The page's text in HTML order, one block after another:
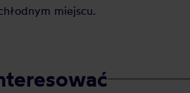
miejscu.